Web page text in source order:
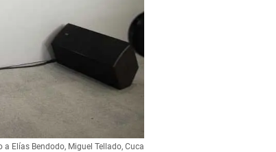
Elías Bendodo, Miguel Tellado, Cuca